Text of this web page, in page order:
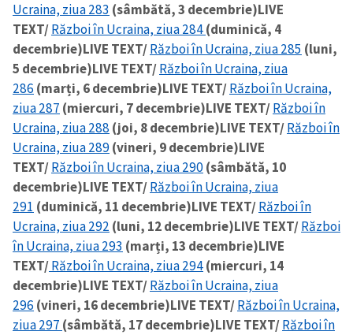
Ucraina, ziua 283 (sâmbătă, 3 decembrie)LIVE
TEXT/Război în Ucraina, ziua 284(duminică, 4
decembrie)LIVE TEXT/Război în Ucraina, ziua 285 (luni,
5 decembrie)LIVE TEXT/Război în Ucraina, ziua
286 (marți, 6 decembrie)LIVE TEXT/Război în Ucraina,
ziua 287 (miercuri, 7 decembrie)LIVE TEXT/Război în
Ucraina, ziua 288 (joi, 8 decembrie)LIVE TEXT/Război în
Ucraina, ziua 289(vineri, 9 decembrie)LIVE
TEXT/Război în Ucraina, ziua 290(sâmbătă, 10
decembrie)LIVE TEXT/Război în Ucraina, ziua
291 (duminică, 11 decembrie)LIVE TEXT/Război în
Ucraina, ziua 292 (luni, 12 decembrie)LIVE TEXT/Război
în Ucraina, ziua 293 (marți, 13 decembrie)LIVE
TEXT/Război în Ucraina, ziua 294(miercuri, 14
decembrie)LIVE TEXT/Război în Ucraina, ziua
296 (vineri, 16 decembrie)LIVE TEXT/Război în Ucraina,
ziua 297 (sâmbătă, 17 decembrie)LIVE TEXT/Război în